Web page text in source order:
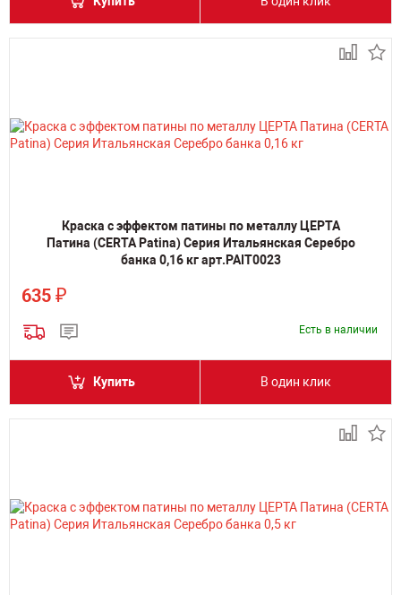
Краска с эффектом патины по металлу ЦЕРТА
Патина (CERTA Patina) Серия Итальянская Серебро
банка 0,16 кг арт.PAIT0023
635 ₽
Есть в наличии
Купить В один клик